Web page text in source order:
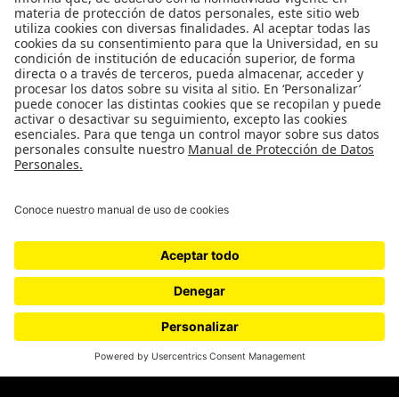
Movilización social
¿Quiénes somos?
Podcasts
Ediciones especiales
Proyectos 070
¿Quieres escribir en 070?